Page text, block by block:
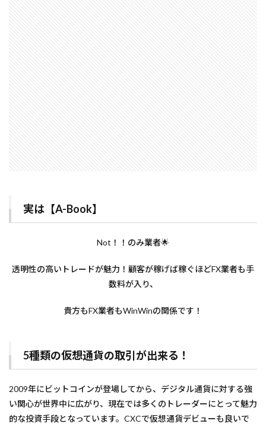
実は【A-Book】
Not！！のみ業者🌟
透明性の高いトレードが魅力！顧客が稼げば稼ぐほどFX業者も手
数料が入り、
貴方もFX業者もWinWinの関係です！
5種類の仮想通貨の取引が出来る！
2009年にビットコインが登場してから、デジタル通貨に対する強
い関心が世界中に広がり、現在では多くのトレーダーにとって魅力
的な投資手段となっています。CXCで仮想通貨デビューも良いで